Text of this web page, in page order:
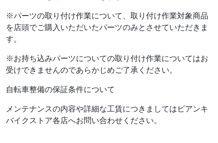
※パーツの取り付け作業について、取り付け作業対象商品
を店頭でご購入いただいたパーツのみとさせていただきま
す。
※お持ち込みパーツについての取り付け作業についてはお
受けできませんのであらかじめご了承ください。
自転車整備の保証条件について
メンテナンスの内容や詳細な工賃につきましてはビアンキ
バイクストア各店へお問い合わせください。